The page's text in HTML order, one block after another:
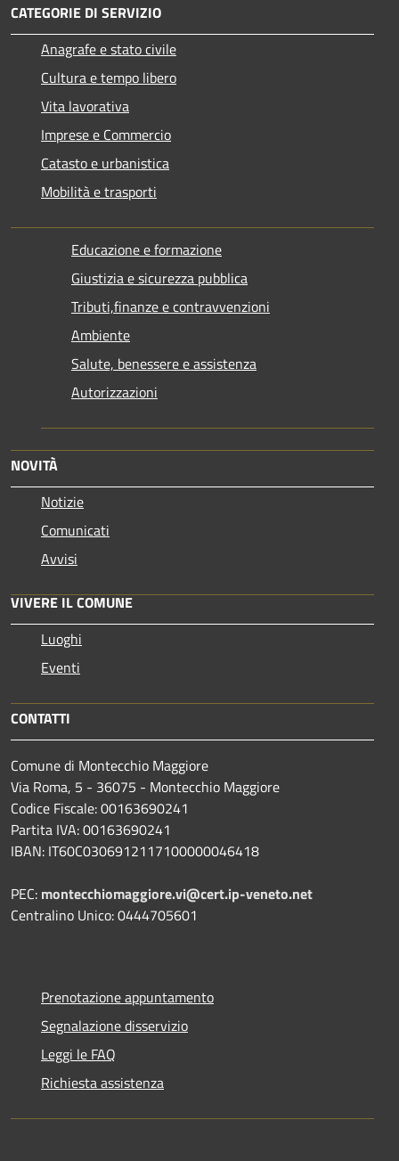
CATEGORIE DI SERVIZIO
Anagrafe e stato civile
Cultura e tempo libero
Vita lavorativa
Imprese e Commercio
Catasto e urbanistica
Mobilità e trasporti
Educazione e formazione
Giustizia e sicurezza pubblica
Tributi,finanze e contravvenzioni
Ambiente
Salute, benessere e assistenza
Autorizzazioni
NOVITÀ
Notizie
Comunicati
Avvisi
VIVERE IL COMUNE
Luoghi
Eventi
CONTATTI
Comune di Montecchio Maggiore
Via Roma, 5 - 36075 - Montecchio Maggiore
Codice Fiscale: 00163690241
Partita IVA: 00163690241
IBAN: IT60C0306912117100000046418
PEC: montecchiomaggiore.vi@cert.ip-veneto.net
Centralino Unico: 0444705601
Prenotazione appuntamento
Segnalazione disservizio
Leggi le FAQ
Richiesta assistenza